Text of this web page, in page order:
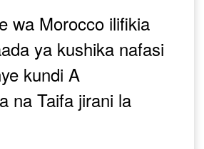
wa Morocco ilifikia
ya kushika nafasi
kundi A
na Taifa jirani la